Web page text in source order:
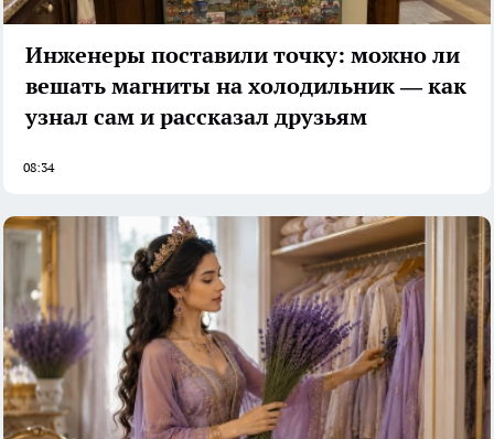
Инженеры поставили точку: можно ли
вешать магниты на холодильник — как
узнал сам и рассказал друзьям
08:34